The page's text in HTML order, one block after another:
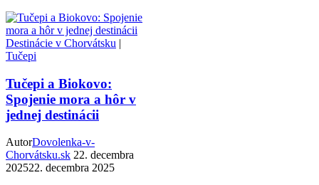
Destinácie v Chorvátsku |
Tučepi
Tučepi a Biokovo:
Spojenie mora a hôr v
jednej destinácii
AutorDovolenka-v-
Chorvátsku.sk 22. decembra
202522. decembra 2025